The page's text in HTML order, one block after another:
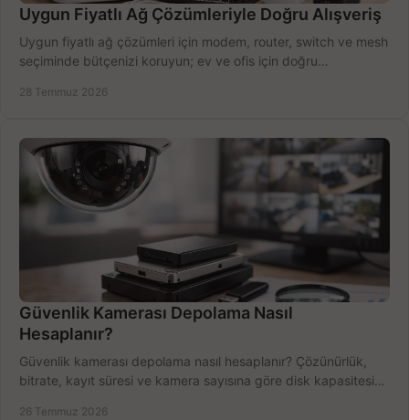
Uygun Fiyatlı Ağ Çözümleriyle Doğru Alışveriş
Uygun fiyatlı ağ çözümleri için modem, router, switch ve mesh
seçiminde bütçenizi koruyun; ev ve ofis için doğru
28 Temmuz 2026
Güvenlik Kamerası Depolama Nasıl
Hesaplanır?
Güvenlik kamerası depolama nasıl hesaplanır? Çözünürlük,
bitrate, kayıt süresi ve kamera sayısına göre disk kapasitesini
26 Temmuz 2026